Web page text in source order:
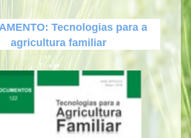
Tecnologias para a
agricultura familiar